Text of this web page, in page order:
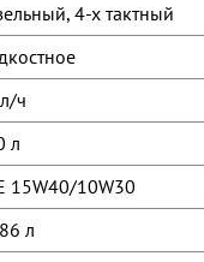
4-х тактный
ч
л
15W40/10W30
л